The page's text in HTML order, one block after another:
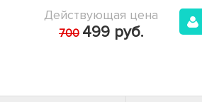
Действующая цена
700 499 руб.